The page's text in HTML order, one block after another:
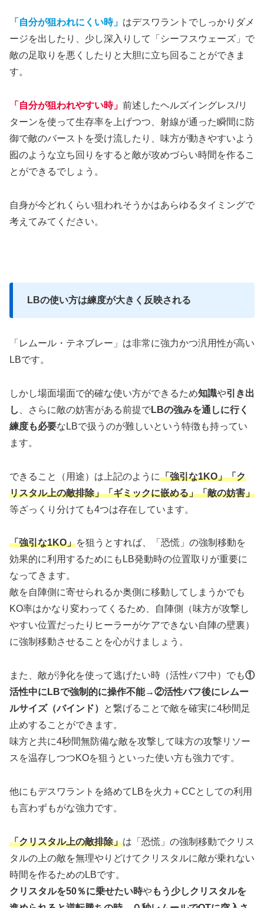
「自分が狙われにくい時」 はデスワラントでしっかりダメ
ージを出したり、少し深入りして「シーフスウェーズ」で
敵の足取りを悪くしたりと大胆に立ち回ることができま
す。
「自分が狙われやすい時」 前述したヘルズイングレス/リ
ターンを使って生存率を上げつつ、射線が通った瞬間に防
御で敵のバーストを受け流したり、味方が動きやすいよう
囮のような立ち回りをすると敵が攻めづらい時間を作るこ
とができるでしょう。
自身が今どれくらい狙われそうかはあらゆるタイミングで
考えてみてください。
LBの使い方は練度が大きく反映される
「レムール・テネブレー」は非常に強力かつ汎用性が高い
LBです。
しかし場面場面で的確な使い方ができるため知識や引き出
し
、さらに敵の妨害がある前提でLBの強みを通しに行く
練度も必要なLBで扱うのが難しいという特徴も持ってい
ます。
できること（用途）は上記のように「強引な1KO」「ク
リスタル上の敵排除」「ギミックに嵌める」「敵の妨害」
等ざっくり分けても4つは存在しています。
「強引な1KO」を狙うとすれば、「恐慌」の強制移動を
効果的に利用するためにもLB発動時の位置取りが重要に
なってきます。
敵を自陣側に寄せられるか奥側に移動してしまうかでも
KO率はかなり変わってくるため、自陣側（味方が攻撃し
やすい位置だったりヒーラーがケアできない自陣の壁裏）
に強制移動させることを心がけましょう。
また、敵が浄化を使って逃げたい時（活性バフ中）でも①
活性中にLBで強制的に操作不能→②活性バフ後にレムー
ルサイズ（バインド）
と繋げることで敵を確実に4秒間足
止めすることができます。
味方と共に4秒間無防備な敵を攻撃して味方の攻撃リソー
スを温存しつつKOを狙うといった使い方も強力です。
他にもデスワラントを絡めてLBを火力＋CCとしての利用
も言わずもがな強力です。
「クリスタル上の敵排除」は「恐慌」の強制移動でクリス
タルの上の敵を無理やりどけてクリスタルに敵が乗れない
時間を作るためのLBです。
クリスタルを50％に乗せたい時やもう少しクリスタルを